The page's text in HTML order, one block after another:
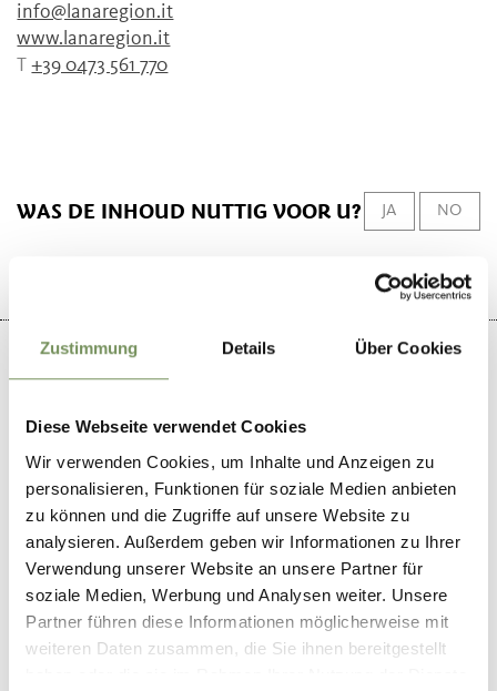
Zustimmung Details Über Cookies
Diese Webseite verwendet Cookies
Wir verwenden Cookies, um Inhalte und Anzeigen zu
personalisieren, Funktionen für soziale Medien anbieten
zu können und die Zugriffe auf unsere Website zu
analysieren. Außerdem geben wir Informationen zu Ihrer
Verwendung unserer Website an unsere Partner für
soziale Medien, Werbung und Analysen weiter. Unsere
Partner führen diese Informationen möglicherweise mit
weiteren Daten zusammen, die Sie ihnen bereitgestellt
info@lanaregion.it
www.lanaregion.it
T+39 0473 561 770
WAS DE INHOUD NUTTIG VOOR U? JA NO
+
−